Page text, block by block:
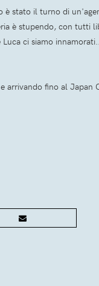
stato il turno di
è stupendo, con tutti
ci siamo
arrivando fino al Japan